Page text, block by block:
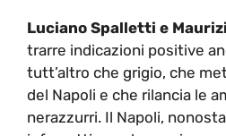
Luciano Spalletti e
trarre indicazioni positive
tutt’altro che grigio, che
del Napoli e che rilancia le
nerazzurri. Il Napoli,